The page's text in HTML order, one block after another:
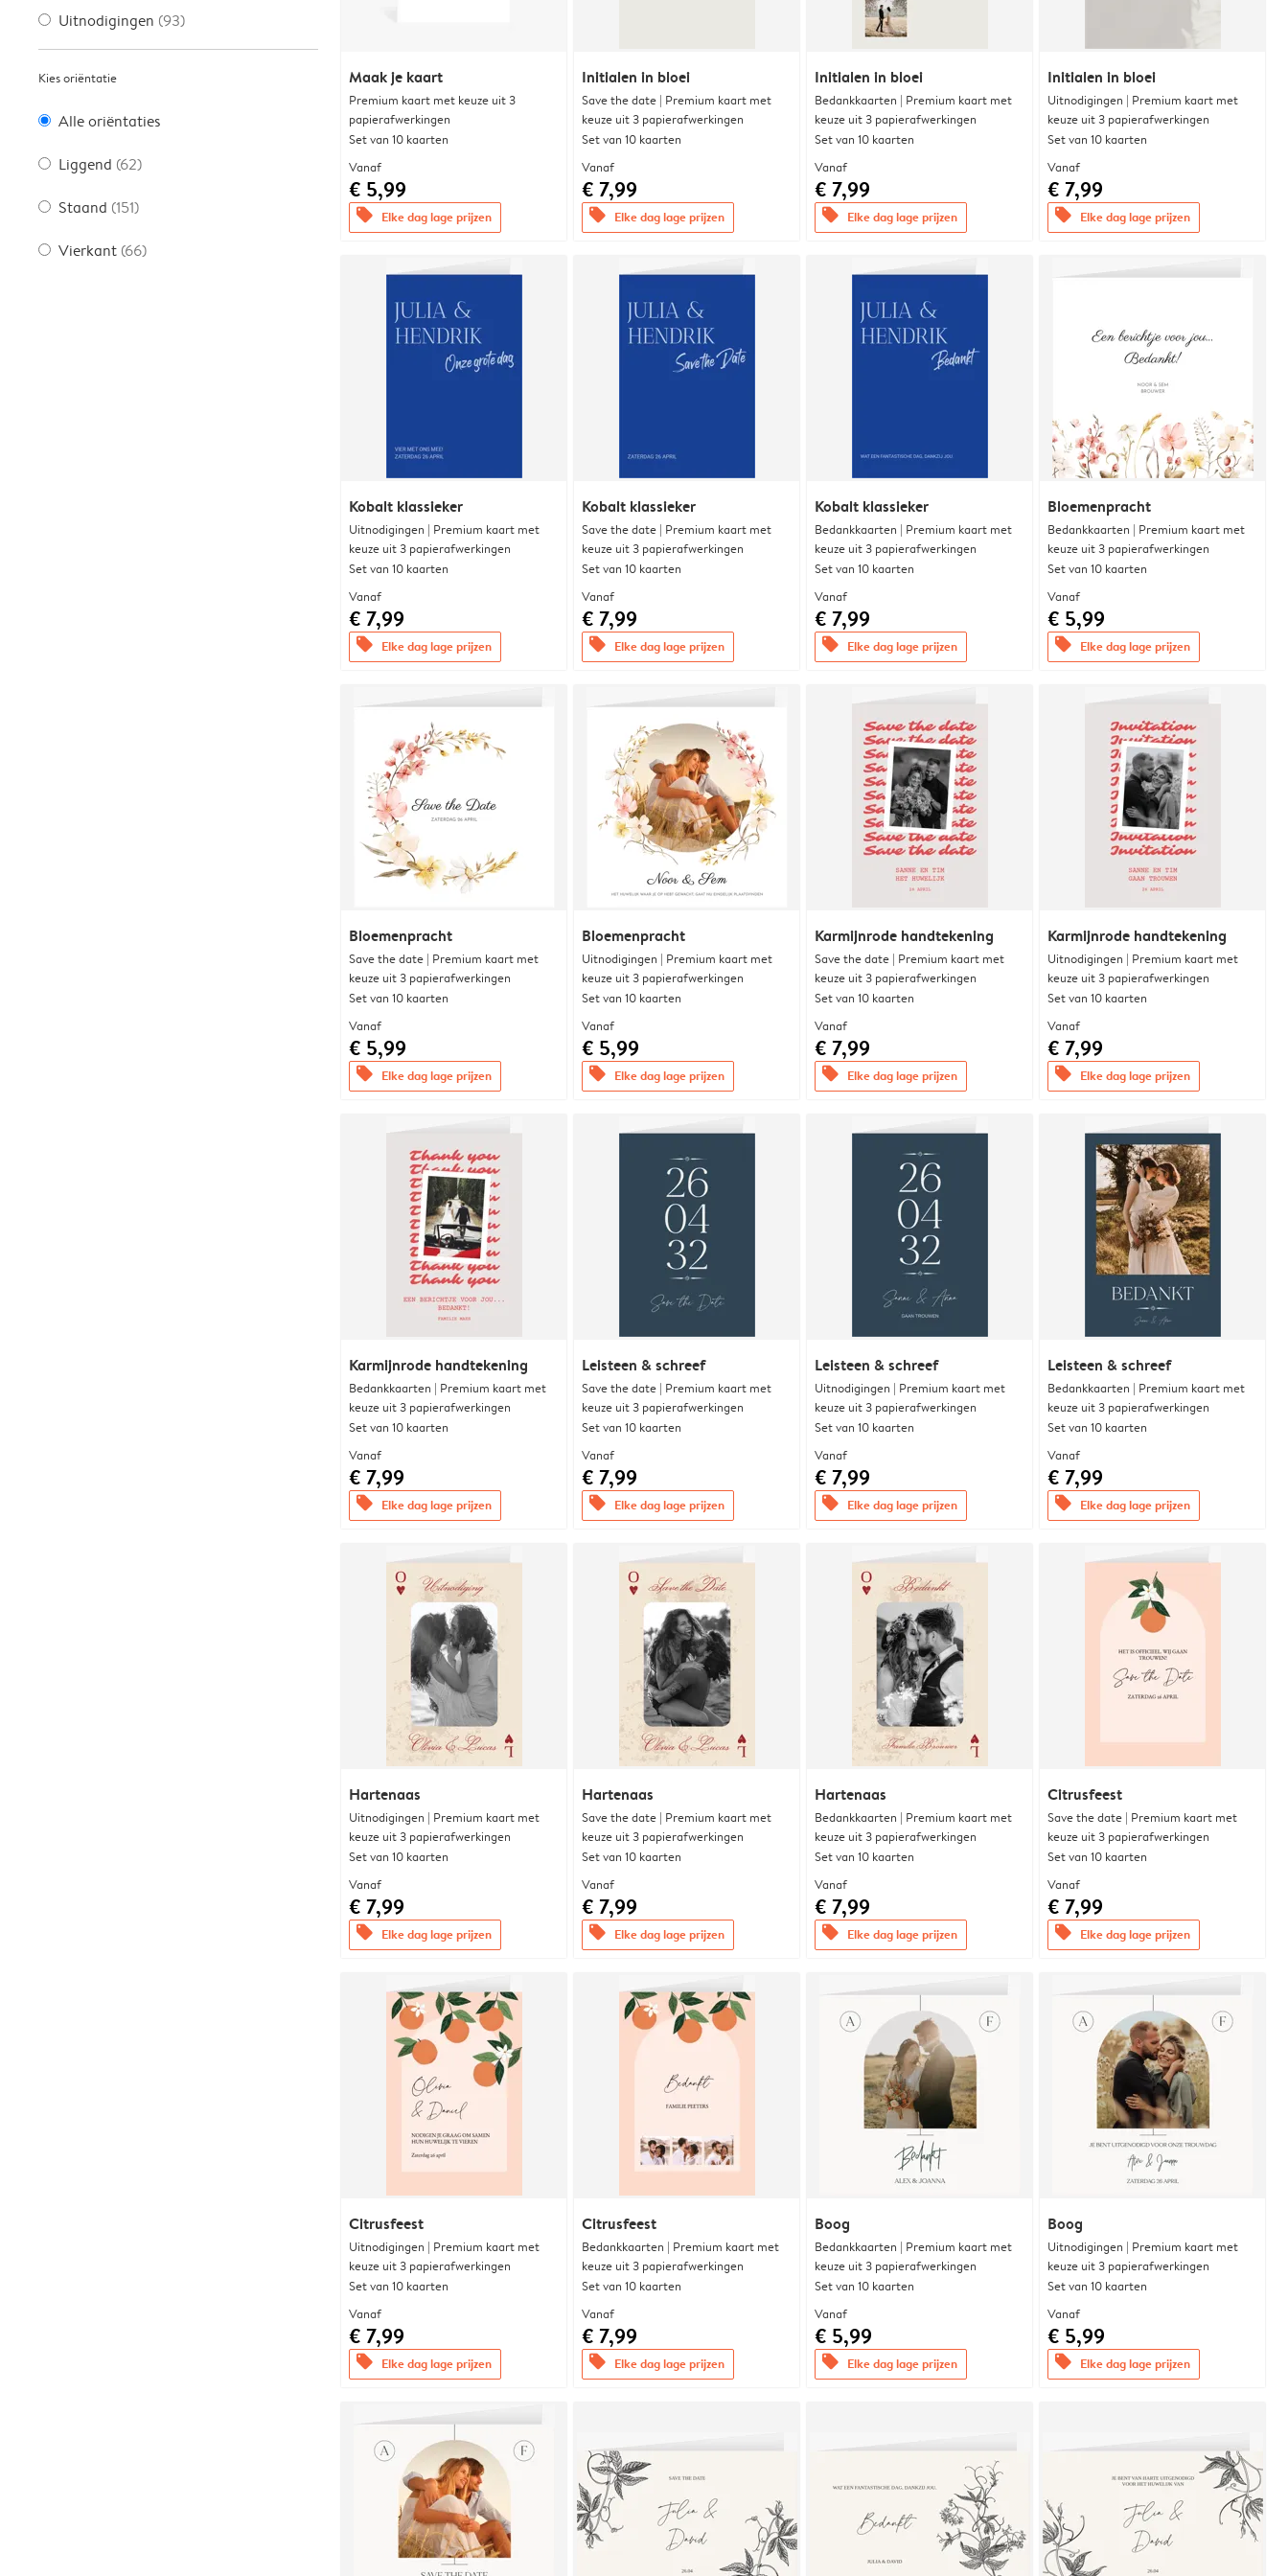
Uitnodigingen (93)
Kies oriëntatie
Alle oriëntaties
Liggend (62)
Staand (151)
Vierkant (66)
Maak je kaart
Premium kaart met keuze uit 3
papierafwerkingen
Set van 10 kaarten
Vanaf
€ 5,99
offers Elke dag lage prijzen
Initialen in bloei
Save the date | Premium kaart met
keuze uit 3 papierafwerkingen
Set van 10 kaarten
Vanaf
€ 7,99
offers Elke dag lage prijzen
Initialen in bloei
Bedankkaarten | Premium kaart met
keuze uit 3 papierafwerkingen
Set van 10 kaarten
Vanaf
€ 7,99
offers Elke dag lage prijzen
Initialen in bloei
Uitnodigingen | Premium kaart met
keuze uit 3 papierafwerkingen
Set van 10 kaarten
Vanaf
€ 7,99
offers Elke dag lage prijzen
Kobalt klassieker
Uitnodigingen | Premium kaart met
keuze uit 3 papierafwerkingen
Set van 10 kaarten
Vanaf
€ 7,99
offers Elke dag lage prijzen
Kobalt klassieker
Save the date | Premium kaart met
keuze uit 3 papierafwerkingen
Set van 10 kaarten
Vanaf
€ 7,99
offers Elke dag lage prijzen
Kobalt klassieker
Bedankkaarten | Premium kaart met
keuze uit 3 papierafwerkingen
Set van 10 kaarten
Vanaf
€ 7,99
offers Elke dag lage prijzen
Bloemenpracht
Bedankkaarten | Premium kaart met
keuze uit 3 papierafwerkingen
Set van 10 kaarten
Vanaf
€ 5,99
offers Elke dag lage prijzen
Bloemenpracht
Save the date | Premium kaart met
keuze uit 3 papierafwerkingen
Set van 10 kaarten
Vanaf
€ 5,99
offers Elke dag lage prijzen
Bloemenpracht
Uitnodigingen | Premium kaart met
keuze uit 3 papierafwerkingen
Set van 10 kaarten
Vanaf
€ 5,99
offers Elke dag lage prijzen
Karmijnrode handtekening
Save the date | Premium kaart met
keuze uit 3 papierafwerkingen
Set van 10 kaarten
Vanaf
€ 7,99
offers Elke dag lage prijzen
Karmijnrode handtekening
Uitnodigingen | Premium kaart met
keuze uit 3 papierafwerkingen
Set van 10 kaarten
Vanaf
€ 7,99
offers Elke dag lage prijzen
Karmijnrode handtekening
Bedankkaarten | Premium kaart met
keuze uit 3 papierafwerkingen
Set van 10 kaarten
Vanaf
€ 7,99
offers Elke dag lage prijzen
Leisteen & schreef
Save the date | Premium kaart met
keuze uit 3 papierafwerkingen
Set van 10 kaarten
Vanaf
€ 7,99
offers Elke dag lage prijzen
Leisteen & schreef
Uitnodigingen | Premium kaart met
keuze uit 3 papierafwerkingen
Set van 10 kaarten
Vanaf
€ 7,99
offers Elke dag lage prijzen
Leisteen & schreef
Bedankkaarten | Premium kaart met
keuze uit 3 papierafwerkingen
Set van 10 kaarten
Vanaf
€ 7,99
offers Elke dag lage prijzen
Hartenaas
Uitnodigingen | Premium kaart met
keuze uit 3 papierafwerkingen
Set van 10 kaarten
Vanaf
€ 7,99
offers Elke dag lage prijzen
Hartenaas
Save the date | Premium kaart met
keuze uit 3 papierafwerkingen
Set van 10 kaarten
Vanaf
€ 7,99
offers Elke dag lage prijzen
Hartenaas
Bedankkaarten | Premium kaart met
keuze uit 3 papierafwerkingen
Set van 10 kaarten
Vanaf
€ 7,99
offers Elke dag lage prijzen
Citrusfeest
Save the date | Premium kaart met
keuze uit 3 papierafwerkingen
Set van 10 kaarten
Vanaf
€ 7,99
offers Elke dag lage prijzen
Citrusfeest
Uitnodigingen | Premium kaart met
keuze uit 3 papierafwerkingen
Set van 10 kaarten
Vanaf
€ 7,99
offers Elke dag lage prijzen
Citrusfeest
Bedankkaarten | Premium kaart met
keuze uit 3 papierafwerkingen
Set van 10 kaarten
Vanaf
€ 7,99
offers Elke dag lage prijzen
Boog
Bedankkaarten | Premium kaart met
keuze uit 3 papierafwerkingen
Set van 10 kaarten
Vanaf
€ 5,99
offers Elke dag lage prijzen
Boog
Uitnodigingen | Premium kaart met
keuze uit 3 papierafwerkingen
Set van 10 kaarten
Vanaf
€ 5,99
offers Elke dag lage prijzen